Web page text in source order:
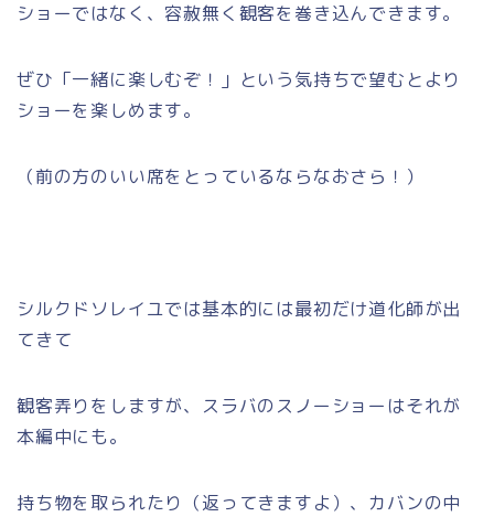
ショーではなく、容赦無く観客を巻き込んできます。
ぜひ「一緒に楽しむぞ！」という気持ちで望むとより
ショーを楽しめます。
（前の方のいい席をとっているならなおさら！）
シルクドソレイユでは基本的には最初だけ道化師が出
てきて
観客弄りをしますが、スラバのスノーショーはそれが
本編中にも。
持ち物を取られたり（返ってきますよ）、カバンの中